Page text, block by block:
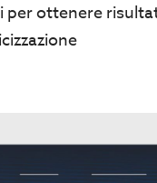
per ottenere